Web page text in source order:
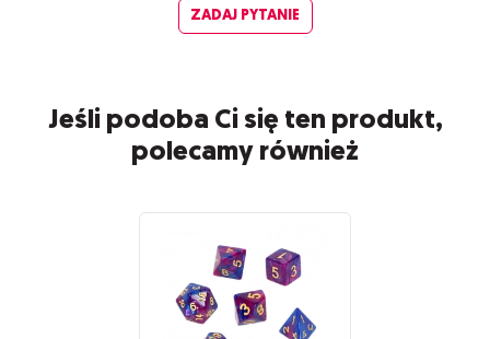
ZADAJ PYTANIE
Jeśli podoba Ci się ten produkt,
polecamy również